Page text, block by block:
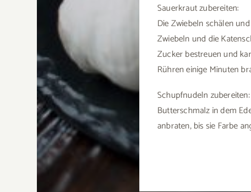
Sauerkraut zubereiten:
Die Zwiebeln schälen
Zwiebeln und die
Zucker bestreuen und
Rühren einige Minuten
Schupfnudeln zubereiten:
Butterschmalz in dem
anbraten, bis sie Farbe